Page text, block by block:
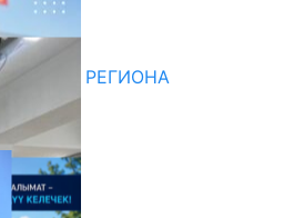
РЕГИОНА